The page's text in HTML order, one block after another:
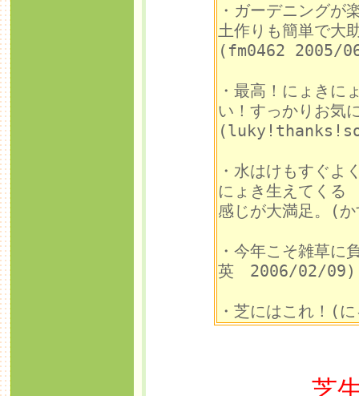
・ガーデニングが
土作りも簡単で大
(fm0462 2005/
・最高！にょきに
い！すっかりお気
・水はけもすぐよ
にょき生えてくる
感じが大満足。(
・今年こそ雑
英 2006/02/09)
・芝にはこれ！
芝